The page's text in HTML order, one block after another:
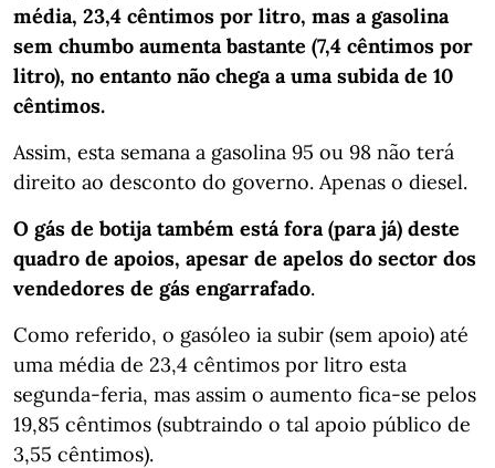
média, 23,4 cêntimos por litro, mas a gasolina
sem chumbo aumenta bastante (7,4 cêntimos por
litro), no entanto não chega a uma subida de 10
cêntimos.
Assim, esta semana a gasolina 95 ou 98 não terá
direito ao desconto do governo. Apenas o diesel.
O gás de botija também está fora (para já) deste
quadro de apoios, apesar de apelos do sector dos
vendedores de gás engarrafado.
Como referido, o gasóleo ia subir (sem apoio) até
uma média de 23,4 cêntimos por litro esta
segunda-feria, mas assim o aumento fica-se pelos
19,85 cêntimos (subtraindo o tal apoio público de
3,55 cêntimos).